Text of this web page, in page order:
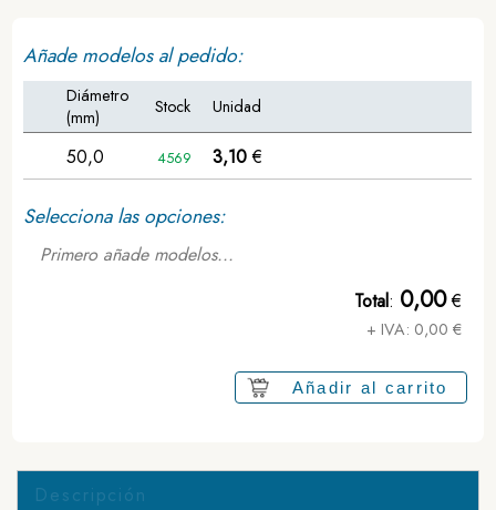
Añade modelos al pedido:
Diámetro
(mm)
Stock Unidad
50,0 4569 3,10€
Selecciona las opciones:
Primero añade modelos...
Total: 0,00€
+ IVA: 0,00 €
Añadir al carrito
Descripción